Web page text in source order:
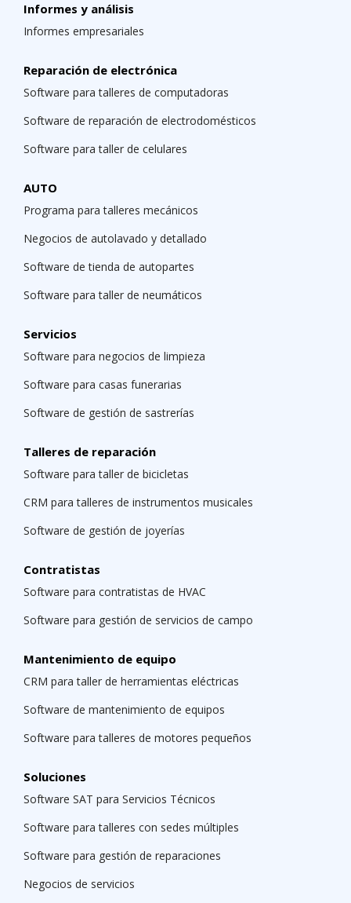
Informes y análisis
Informes empresariales
Reparación de electrónica
Software para talleres de computadoras
Software de reparación de electrodomésticos
Software para taller de celulares
AUTO
Programa para talleres mecánicos
Negocios de autolavado y detallado
Software de tienda de autopartes
Software para taller de neumáticos
Servicios
Software para negocios de limpieza
Software para casas funerarias
Software de gestión de sastrerías
Talleres de reparación
Software para taller de bicicletas
CRM para talleres de instrumentos musicales
Software de gestión de joyerías
Contratistas
Software para contratistas de HVAC
Software para gestión de servicios de campo
Mantenimiento de equipo
CRM para taller de herramientas eléctricas
Software de mantenimiento de equipos
Software para talleres de motores pequeños
Soluciones
Software SAT para Servicios Técnicos
Software para talleres con sedes múltiples
Software para gestión de reparaciones
Negocios de servicios